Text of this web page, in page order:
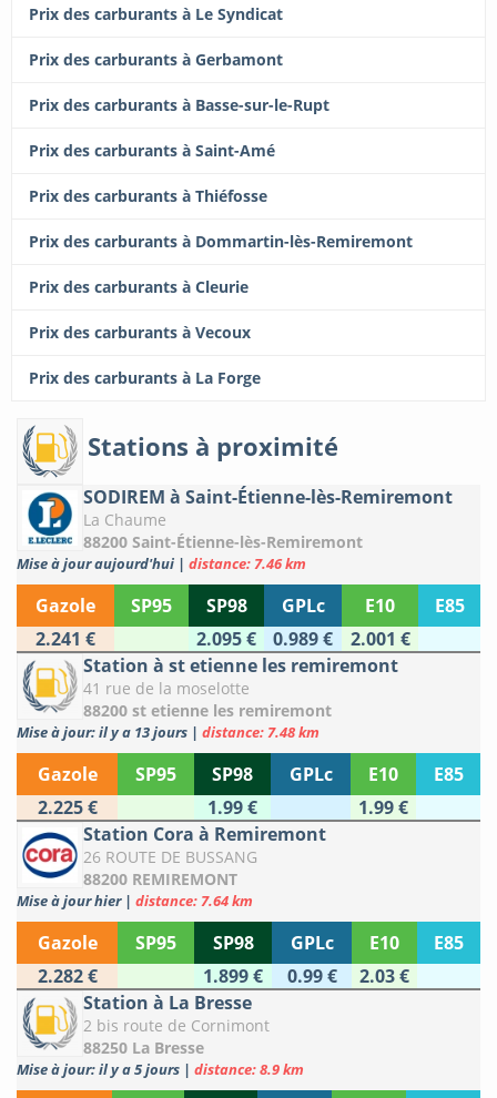
Prix des carburants à Le Syndicat
Prix des carburants à Gerbamont
Prix des carburants à Basse-sur-le-Rupt
Prix des carburants à Saint-Amé
Prix des carburants à Thiéfosse
Prix des carburants à Dommartin-lès-Remiremont
Prix des carburants à Cleurie
Prix des carburants à Vecoux
Prix des carburants à La Forge
Stations à proximité
SODIREM à Saint-Étienne-lès-Remiremont
La Chaume
88200 Saint-Étienne-lès-Remiremont
Mise à jour aujourd'hui | distance: 7.46 km
Gazole SP95 SP98 GPLc E10
E85
2.241 €
2.095 € 0.989 €
2.001 €
Station à st etienne les remiremont
41 rue de la moselotte
88200 st etienne les remiremont
Mise à jour: il y a 13 jours | distance: 7.48 km
Gazole SP95 SP98 GPLc E10
E85
2.225 €
1.99 €
1.99 €
Station Cora à Remiremont
26 ROUTE DE BUSSANG
88200 REMIREMONT
Mise à jour hier | distance: 7.64 km
Gazole SP95 SP98 GPLc E10
E85
2.282 €
1.899 € 0.99 €
2.03 €
Station à La Bresse
2 bis route de Cornimont
88250 La Bresse
Mise à jour: il y a 5 jours | distance: 8.9 km